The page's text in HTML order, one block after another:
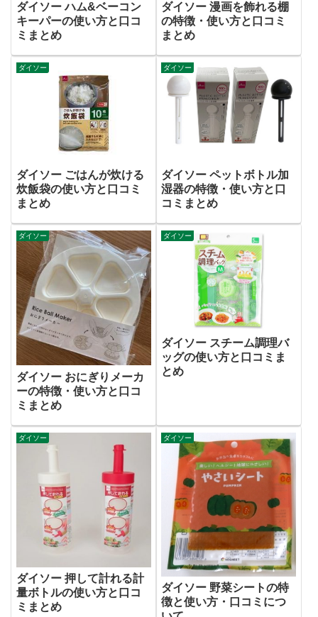
ダイソー ハム&ベーコン
キーパーの使い方と口コ
ミまとめ
ダイソー 漫画を飾れる棚
の特徴・使い方と口コミ
まとめ
ダイソー
ダイソー ごはんが炊ける
炊飯袋の使い方と口コミ
まとめ
ダイソー
ダイソー ペットボトル加
湿器の特徴・使い方と口
コミまとめ
ダイソー
ダイソー おにぎりメーカ
ーの特徴・使い方と口コ
ミまとめ
ダイソー
ダイソー スチーム調理バ
ッグの使い方と口コミま
とめ
ダイソー
ダイソー 押して計れる計
量ボトルの使い方と口コ
ミまとめ
ダイソー
ダイソー 野菜シートの特
徴と使い方・口コミにつ